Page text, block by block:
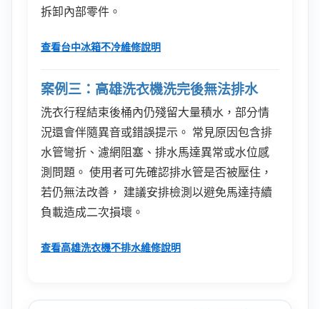
拆卸內部零件。
查看台中冰箱不冷維修說明
案例三：高雄洗衣機洗完後無法排水
洗衣行程結束後桶內仍殘留大量積水，部分情
況還會伴隨異音或錯誤提示。 常見原因包含排
水管彎折、濾網阻塞、排水馬達異常或水位感
測問題。 使用者可先確認排水管是否被壓住，
若仍無法改善， 建議安排檢測以避免馬達持續
負載造成二次損壞。
查看高雄洗衣機不排水維修說明